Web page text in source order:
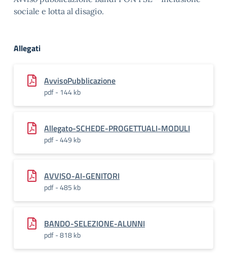
sociale e lotta al disagio.
Allegati
AvvisoPubblicazione
pdf - 144 kb
Allegato-SCHEDE-PROGETTUALI-MODULI
pdf - 449 kb
AVVISO-AI-GENITORI
pdf - 485 kb
BANDO-SELEZIONE-ALUNNI
pdf - 818 kb